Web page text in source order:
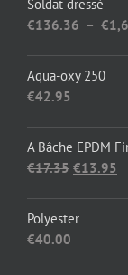
Soldat dressé
€136.36 – €
Aqua-oxy 250
€42.95
A Bâche EPDM
€17.35 Le
€13.95
Polyester
€40.00